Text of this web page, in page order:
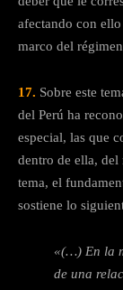
afectando con
marco del
17. Sobre este
del Perú ha
especial, las que
dentro de ella,
tema, el
sostiene lo
«(…) En la
de una